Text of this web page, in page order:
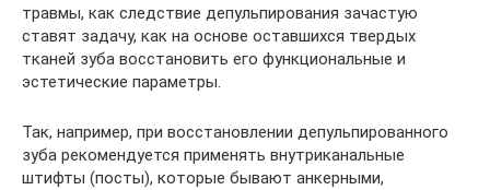
травмы, как следствие депульпирования зачастую
ставят задачу, как на основе оставшихся твердых
тканей зуба восстановить его функциональные и
эстетические параметры.
Так, например, при восстановлении депульпированного
зуба рекомендуется применять внутриканальные
штифты (посты), которые бывают анкерными,